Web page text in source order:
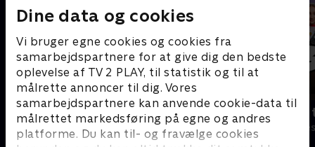
Dine data og cookies
Vi bruger egne cookies og cookies fra
samarbejdspartnere for at give dig den bedste
oplevelse af TV 2 PLAY, til statistik og til at
målrette annoncer til dig. Vores
samarbejdspartnere kan anvende cookie-data til
målrettet markedsføring på egne og andres
platforme. Du kan til- og fravælge cookies
Robssons (dansk tale)
Komedie • 1 sæsoner
Bert (dansk
Komedie • 1